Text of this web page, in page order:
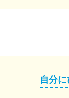
自分